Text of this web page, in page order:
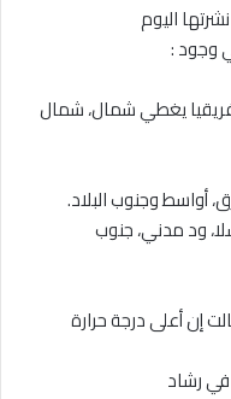
اليوم
وجود :
يغطي شمال، شمال
وجنوب البلاد.
ود مدني، جنوب
إن أعلى درجة حرارة